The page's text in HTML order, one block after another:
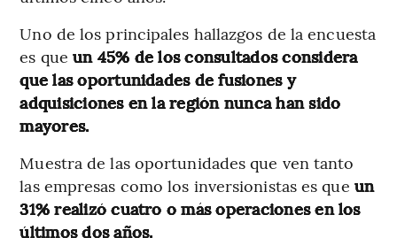
Uno de los principales hallazgos de la encuesta
es queun 45% de los consultados considera
que las oportunidades de fusiones y
adquisiciones en la región nunca han sido
mayores.
Muestra de las oportunidades que ven tanto
las empresas como los inversionistas es que un
31% realizó cuatro o más operaciones en los
últimos dos años.